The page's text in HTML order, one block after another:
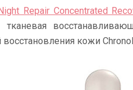
Repair Concentrated
кожи